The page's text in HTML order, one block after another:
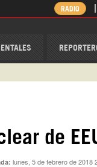
RADIO
de
lunes, 5 de febrero de 2018